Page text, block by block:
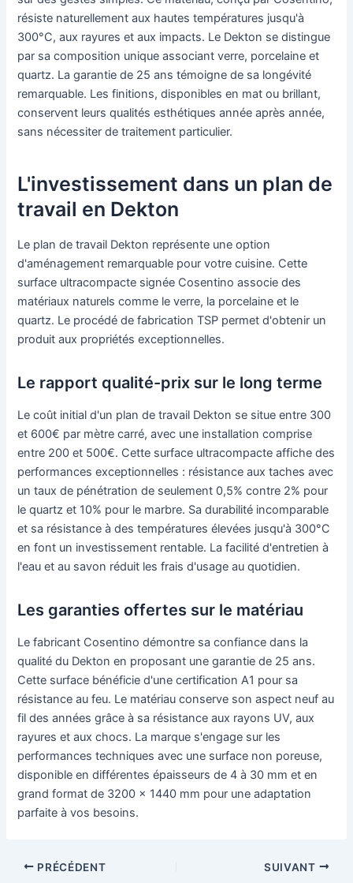
résiste naturellement aux hautes températures jusqu'à
300°C, aux rayures et aux impacts. Le Dekton se distingue
par sa composition unique associant verre, porcelaine et
quartz. La garantie de 25 ans témoigne de sa longévité
remarquable. Les finitions, disponibles en mat ou brillant,
conservent leurs qualités esthétiques année après année,
sans nécessiter de traitement particulier.
L'investissement dans un plan de
travail en Dekton
Le plan de travail Dekton représente une option
d'aménagement remarquable pour votre cuisine. Cette
surface ultracompacte signée Cosentino associe des
matériaux naturels comme le verre, la porcelaine et le
quartz. Le procédé de fabrication TSP permet d'obtenir un
produit aux propriétés exceptionnelles.
Le rapport qualité-prix sur le long terme
Le coût initial d'un plan de travail Dekton se situe entre 300
et 600€ par mètre carré, avec une installation comprise
entre 200 et 500€. Cette surface ultracompacte affiche des
performances exceptionnelles : résistance aux taches avec
un taux de pénétration de seulement 0,5% contre 2% pour
le quartz et 10% pour le marbre. Sa durabilité incomparable
et sa résistance à des températures élevées jusqu'à 300°C
en font un investissement rentable. La facilité d'entretien à
l'eau et au savon réduit les frais d'usage au quotidien.
Les garanties offertes sur le matériau
Le fabricant Cosentino démontre sa confiance dans la
qualité du Dekton en proposant une garantie de 25 ans.
Cette surface bénéficie d'une certification A1 pour sa
résistance au feu. Le matériau conserve son aspect neuf au
fil des années grâce à sa résistance aux rayons UV, aux
rayures et aux chocs. La marque s'engage sur les
performances techniques avec une surface non poreuse,
disponible en différentes épaisseurs de 4 à 30 mm et en
grand format de 3200 x 1440 mm pour une adaptation
parfaite à vos besoins.
PRÉCÉDENT SUIVANT